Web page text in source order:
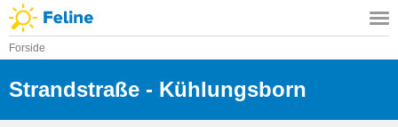
Forside
Strandstraße
- 18225
- Kühlungsborn